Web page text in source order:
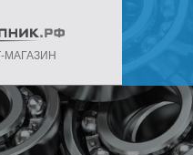
МАГАЗИН